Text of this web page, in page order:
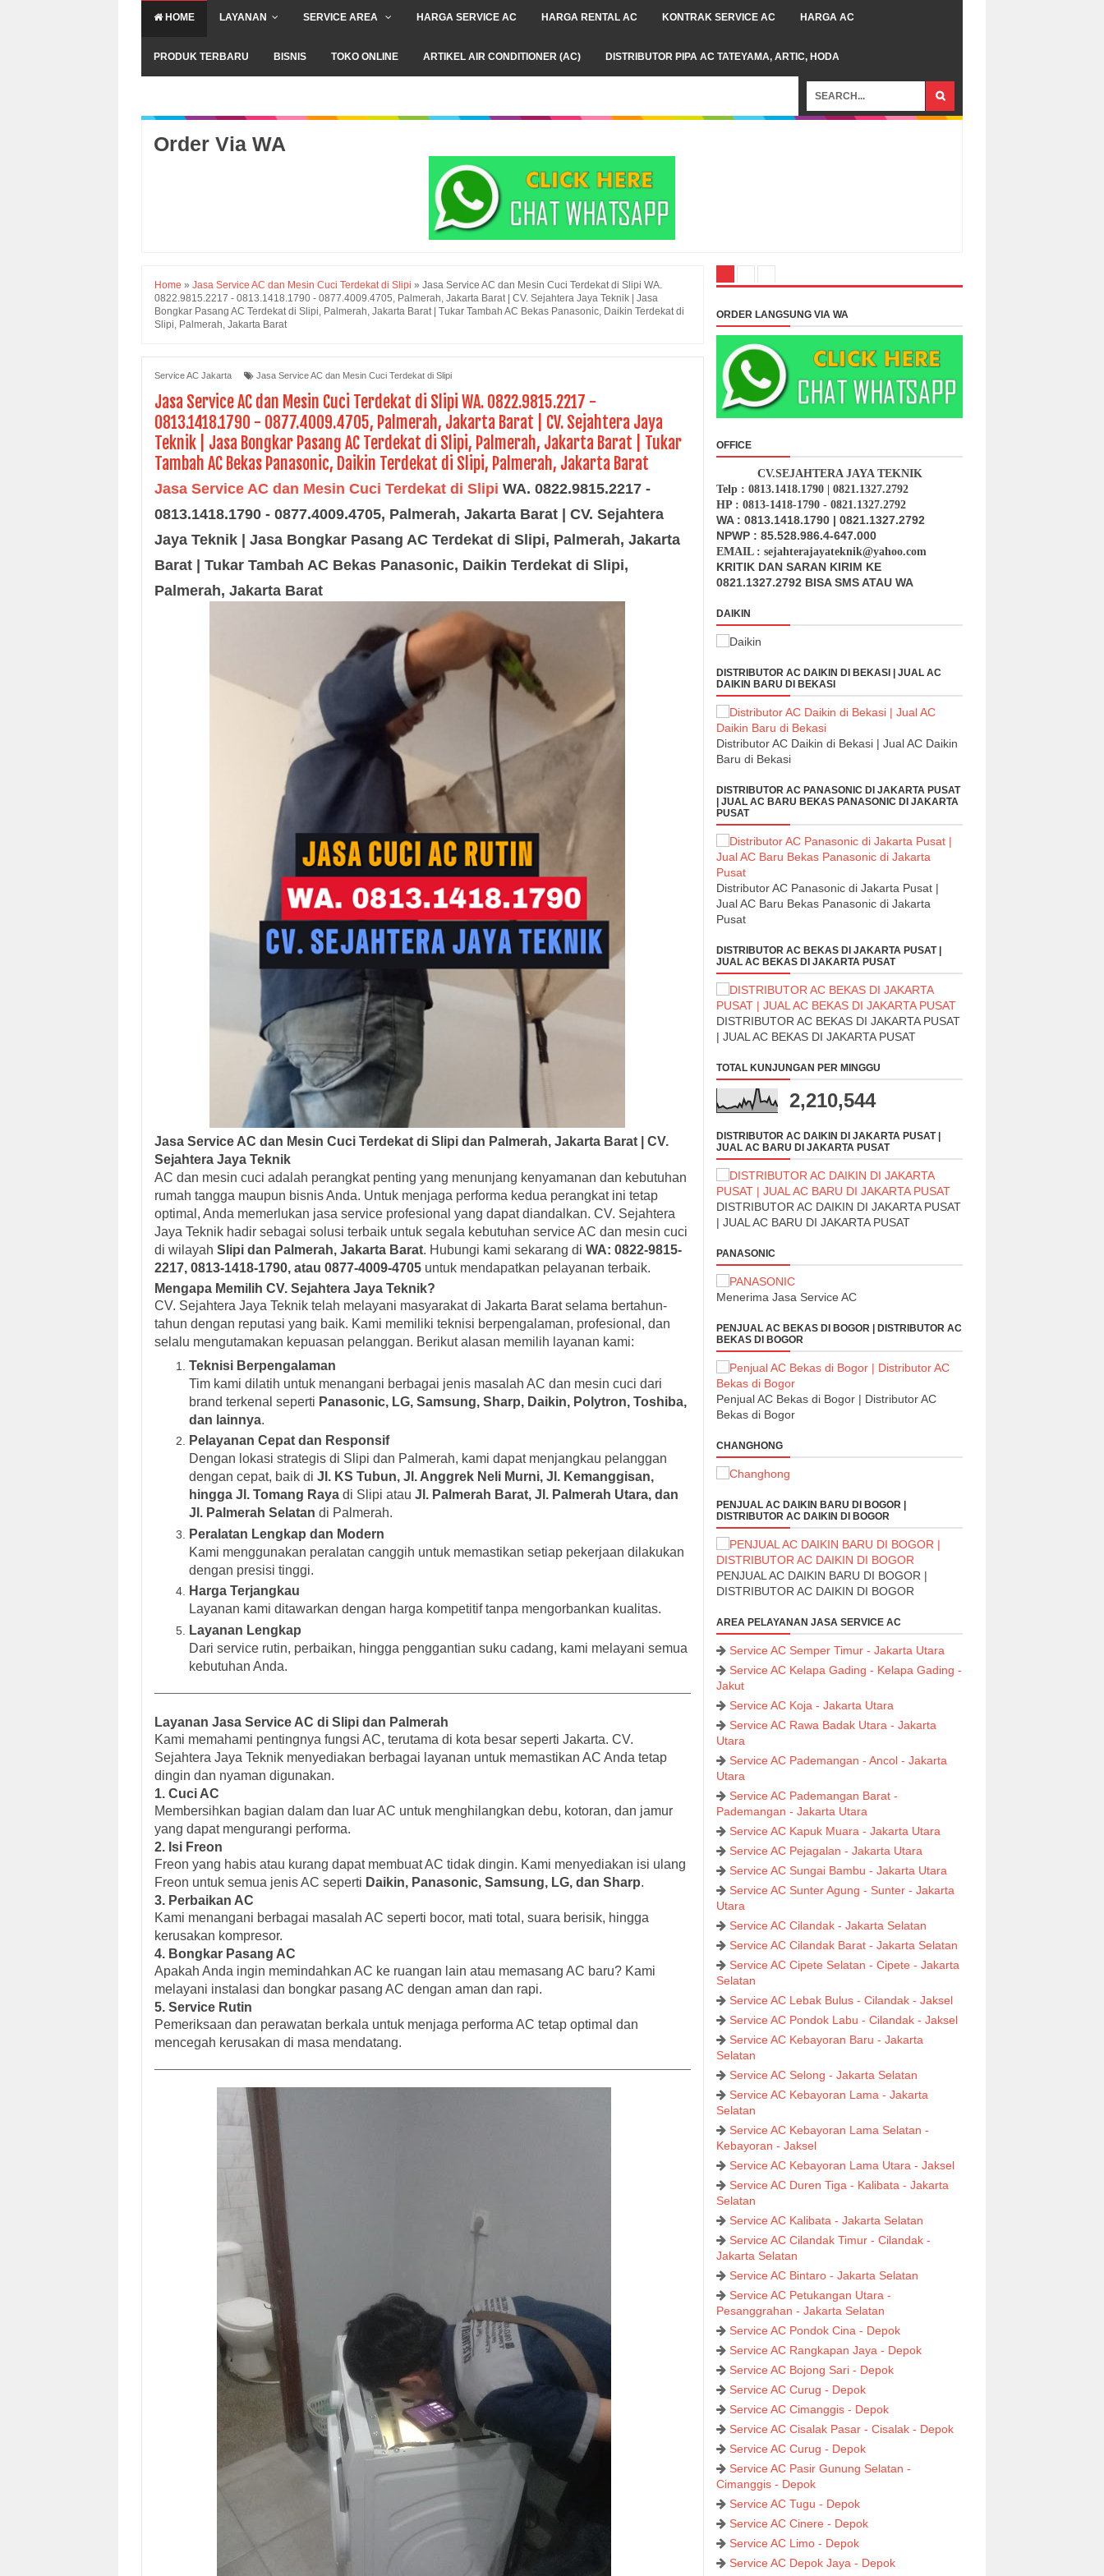
HOME LAYANAN SERVICE AREA HARGA SERVICE AC HARGA RENTAL AC KONTRAK SERVICE AC HARGA AC
PRODUK TERBARU BISNIS TOKO ONLINE ARTIKEL AIR CONDITIONER (AC) DISTRIBUTOR PIPA AC TATEYAMA, ARTIC, HODA
Order Via WA
Home » Jasa Service AC dan Mesin Cuci Terdekat di Slipi » Jasa Service AC dan Mesin Cuci Terdekat di Slipi WA.
0822.9815.2217 - 0813.1418.1790 - 0877.4009.4705, Palmerah, Jakarta Barat | CV. Sejahtera Jaya Teknik | Jasa
Bongkar Pasang AC Terdekat di Slipi, Palmerah, Jakarta Barat | Tukar Tambah AC Bekas Panasonic, Daikin Terdekat di
Slipi, Palmerah, Jakarta Barat
Service AC Jakarta Jasa Service AC dan Mesin Cuci Terdekat di Slipi
Jasa Service AC dan Mesin Cuci Terdekat di Slipi WA. 0822.9815.2217 -
0813.1418.1790 - 0877.4009.4705, Palmerah, Jakarta Barat | CV. Sejahtera Jaya
Teknik | Jasa Bongkar Pasang AC Terdekat di Slipi, Palmerah, Jakarta Barat | Tukar
Tambah AC Bekas Panasonic, Daikin Terdekat di Slipi, Palmerah, Jakarta Barat
Jasa Service AC dan Mesin Cuci Terdekat di Slipi WA. 0822.9815.2217 -
0813.1418.1790 - 0877.4009.4705, Palmerah, Jakarta Barat | CV. Sejahtera
Jaya Teknik | Jasa Bongkar Pasang AC Terdekat di Slipi, Palmerah, Jakarta
Barat | Tukar Tambah AC Bekas Panasonic, Daikin Terdekat di Slipi,
Palmerah, Jakarta Barat
Jasa Service AC dan Mesin Cuci Terdekat di Slipi dan Palmerah, Jakarta Barat | CV.
Sejahtera Jaya Teknik
AC dan mesin cuci adalah perangkat penting yang menunjang kenyamanan dan kebutuhan
rumah tangga maupun bisnis Anda. Untuk menjaga performa kedua perangkat ini tetap
optimal, Anda memerlukan jasa service profesional yang dapat diandalkan. CV. Sejahtera
Jaya Teknik hadir sebagai solusi terbaik untuk segala kebutuhan service AC dan mesin cuci
di wilayah Slipi dan Palmerah, Jakarta Barat. Hubungi kami sekarang di WA: 0822-9815-
2217, 0813-1418-1790, atau 0877-4009-4705 untuk mendapatkan pelayanan terbaik.
Mengapa Memilih CV. Sejahtera Jaya Teknik?
CV. Sejahtera Jaya Teknik telah melayani masyarakat di Jakarta Barat selama bertahun-
tahun dengan reputasi yang baik. Kami memiliki teknisi berpengalaman, profesional, dan
selalu mengutamakan kepuasan pelanggan. Berikut alasan memilih layanan kami:
Teknisi Berpengalaman
Tim kami dilatih untuk menangani berbagai jenis masalah AC dan mesin cuci dari
brand terkenal seperti Panasonic, LG, Samsung, Sharp, Daikin, Polytron, Toshiba,
dan lainnya.
Pelayanan Cepat dan Responsif
Dengan lokasi strategis di Slipi dan Palmerah, kami dapat menjangkau pelanggan
dengan cepat, baik di Jl. KS Tubun, Jl. Anggrek Neli Murni, Jl. Kemanggisan,
hingga Jl. Tomang Raya di Slipi atau Jl. Palmerah Barat, Jl. Palmerah Utara, dan
Jl. Palmerah Selatan di Palmerah.
Peralatan Lengkap dan Modern
Kami menggunakan peralatan canggih untuk memastikan setiap pekerjaan dilakukan
dengan presisi tinggi.
Harga Terjangkau
Layanan kami ditawarkan dengan harga kompetitif tanpa mengorbankan kualitas.
Layanan Lengkap
Dari service rutin, perbaikan, hingga penggantian suku cadang, kami melayani semua
kebutuhan Anda.
Layanan Jasa Service AC di Slipi dan Palmerah
Kami memahami pentingnya fungsi AC, terutama di kota besar seperti Jakarta. CV.
Sejahtera Jaya Teknik menyediakan berbagai layanan untuk memastikan AC Anda tetap
dingin dan nyaman digunakan.
1. Cuci AC
Membersihkan bagian dalam dan luar AC untuk menghilangkan debu, kotoran, dan jamur
yang dapat mengurangi performa.
2. Isi Freon
Freon yang habis atau kurang dapat membuat AC tidak dingin. Kami menyediakan isi ulang
Freon untuk semua jenis AC seperti Daikin, Panasonic, Samsung, LG, dan Sharp.
3. Perbaikan AC
Kami menangani berbagai masalah AC seperti bocor, mati total, suara berisik, hingga
kerusakan kompresor.
4. Bongkar Pasang AC
Apakah Anda ingin memindahkan AC ke ruangan lain atau memasang AC baru? Kami
melayani instalasi dan bongkar pasang AC dengan aman dan rapi.
5. Service Rutin
Pemeriksaan dan perawatan berkala untuk menjaga performa AC tetap optimal dan
mencegah kerusakan di masa mendatang.
ORDER LANGSUNG VIA WA
OFFICE
CV.SEJAHTERA JAYA TEKNIK
Telp : 0813.1418.1790 | 0821.1327.2792
HP : 0813-1418-1790 - 0821.1327.2792
WA : 0813.1418.1790 | 0821.1327.2792
NPWP : 85.528.986.4-647.000
EMAIL : sejahterajayateknik@yahoo.com
KRITIK DAN SARAN KIRIM KE
0821.1327.2792 BISA SMS ATAU WA
DAIKIN
DISTRIBUTOR AC DAIKIN DI BEKASI | JUAL AC
DAIKIN BARU DI BEKASI
Distributor AC Daikin di Bekasi | Jual AC Daikin
Baru di Bekasi
DISTRIBUTOR AC PANASONIC DI JAKARTA PUSAT
| JUAL AC BARU BEKAS PANASONIC DI JAKARTA
PUSAT
Distributor AC Panasonic di Jakarta Pusat |
Jual AC Baru Bekas Panasonic di Jakarta
Pusat
DISTRIBUTOR AC BEKAS DI JAKARTA PUSAT |
JUAL AC BEKAS DI JAKARTA PUSAT
DISTRIBUTOR AC BEKAS DI JAKARTA PUSAT
| JUAL AC BEKAS DI JAKARTA PUSAT
TOTAL KUNJUNGAN PER MINGGU
2,210,544
DISTRIBUTOR AC DAIKIN DI JAKARTA PUSAT |
JUAL AC BARU DI JAKARTA PUSAT
DISTRIBUTOR AC DAIKIN DI JAKARTA PUSAT
| JUAL AC BARU DI JAKARTA PUSAT
PANASONIC
Menerima Jasa Service AC
PENJUAL AC BEKAS DI BOGOR | DISTRIBUTOR AC
BEKAS DI BOGOR
Penjual AC Bekas di Bogor | Distributor AC
Bekas di Bogor
CHANGHONG
PENJUAL AC DAIKIN BARU DI BOGOR |
DISTRIBUTOR AC DAIKIN DI BOGOR
PENJUAL AC DAIKIN BARU DI BOGOR |
DISTRIBUTOR AC DAIKIN DI BOGOR
AREA PELAYANAN JASA SERVICE AC
Service AC Semper Timur - Jakarta Utara
Service AC Kelapa Gading - Kelapa Gading -
Jakut
Service AC Koja - Jakarta Utara
Service AC Rawa Badak Utara - Jakarta
Utara
Service AC Pademangan - Ancol - Jakarta
Utara
Service AC Pademangan Barat -
Pademangan - Jakarta Utara
Service AC Kapuk Muara - Jakarta Utara
Service AC Pejagalan - Jakarta Utara
Service AC Sungai Bambu - Jakarta Utara
Service AC Sunter Agung - Sunter - Jakarta
Utara
Service AC Cilandak - Jakarta Selatan
Service AC Cilandak Barat - Jakarta Selatan
Service AC Cipete Selatan - Cipete - Jakarta
Selatan
Service AC Lebak Bulus - Cilandak - Jaksel
Service AC Pondok Labu - Cilandak - Jaksel
Service AC Kebayoran Baru - Jakarta
Selatan
Service AC Selong - Jakarta Selatan
Service AC Kebayoran Lama - Jakarta
Selatan
Service AC Kebayoran Lama Selatan -
Kebayoran - Jaksel
Service AC Kebayoran Lama Utara - Jaksel
Service AC Duren Tiga - Kalibata - Jakarta
Selatan
Service AC Kalibata - Jakarta Selatan
Service AC Cilandak Timur - Cilandak -
Jakarta Selatan
Service AC Bintaro - Jakarta Selatan
Service AC Petukangan Utara -
Pesanggrahan - Jakarta Selatan
Service AC Pondok Cina - Depok
Service AC Rangkapan Jaya - Depok
Service AC Bojong Sari - Depok
Service AC Curug - Depok
Service AC Cimanggis - Depok
Service AC Cisalak Pasar - Cisalak - Depok
Service AC Curug - Depok
Service AC Pasir Gunung Selatan -
Cimanggis - Depok
Service AC Tugu - Depok
Service AC Cinere - Depok
Service AC Limo - Depok
Service AC Depok Jaya - Depok